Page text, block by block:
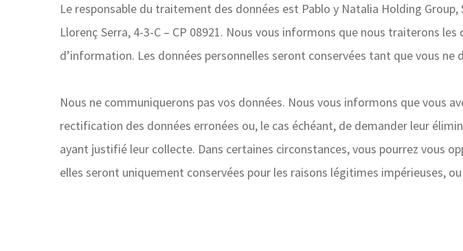
Le responsable du traitement des données est Pablo y Natalia Holding
Llorenç Serra, 4-3-C – CP 08921. Nous vous informons que nous traiterons
d’information. Les données personnelles seront conservées tant que vous ne
Nous ne communiquerons pas vos données. Nous vous informons que vous
rectification des données erronées ou, le cas échéant, de demander leur
ayant justifié leur collecte. Dans certaines circonstances, vous pourrez vous
elles seront uniquement conservées pour les raisons légitimes impérieuses,